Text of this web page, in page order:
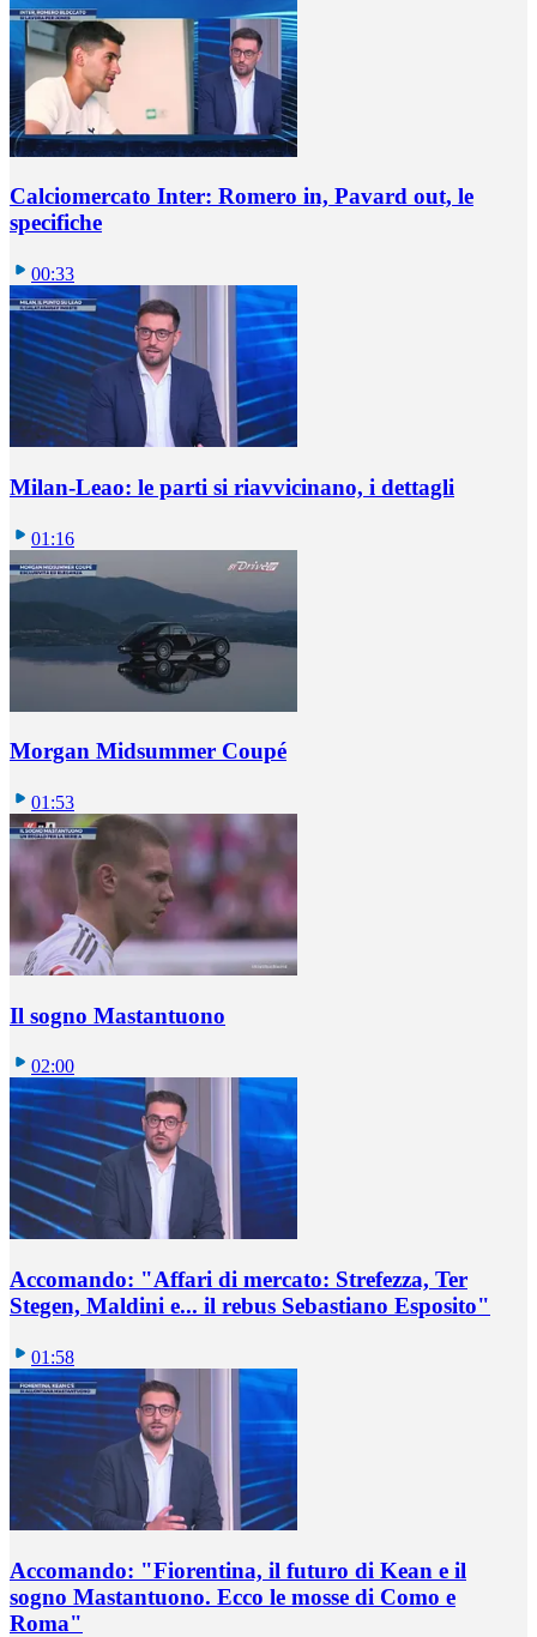
Calciomercato Inter: Romero in, Pavard out, le
specifiche
00:33
Milan-Leao: le parti si riavvicinano, i dettagli
01:16
Morgan Midsummer Coupé
01:53
Il sogno Mastantuono
02:00
Accomando: "Affari di mercato: Strefezza, Ter
Stegen, Maldini e... il rebus Sebastiano Esposito"
01:58
Accomando: "Fiorentina, il futuro di Kean e il
sogno Mastantuono. Ecco le mosse di Como e
Roma"